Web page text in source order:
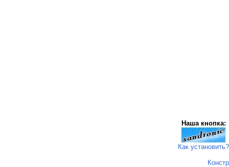
Наша кнопка:
Как установить?